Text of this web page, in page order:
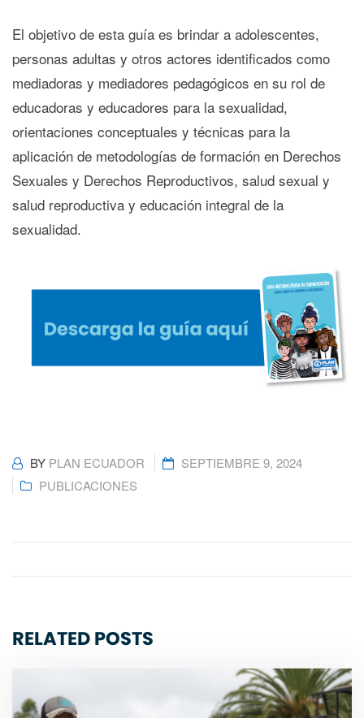
El objetivo de esta guía es brindar a adolescentes,
personas adultas y otros actores identificados como
mediadoras y mediadores pedagógicos en su rol de
educadoras y educadores para la sexualidad,
orientaciones conceptuales y técnicas para la
aplicación de metodologías de formación en Derechos
Sexuales y Derechos Reproductivos, salud sexual y
salud reproductiva y educación integral de la
sexualidad.
BY PLAN ECUADOR
SEPTIEMBRE 9, 2024
PUBLICACIONES
RELATED POSTS